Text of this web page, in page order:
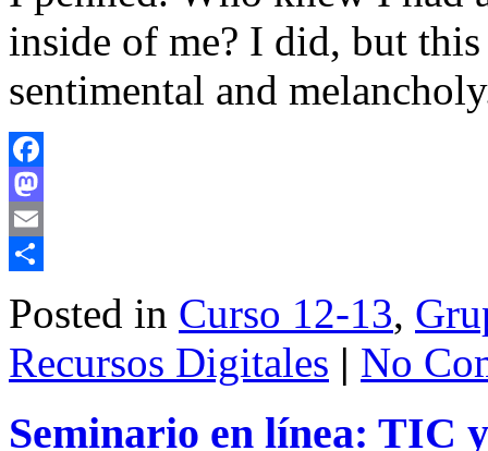
inside of me? I did, but
sentimental and
Facebook
Mastodon
Email
Posted in Curso 12-13,
Recursos Digitales | No
Seminario en línea: TIC